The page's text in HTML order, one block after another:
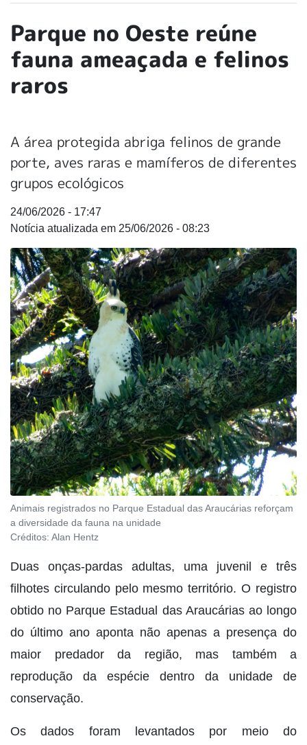
Parque no Oeste reúne
fauna ameaçada e felinos
raros
A área protegida abriga felinos de grande
porte, aves raras e mamíferos de diferentes
grupos ecológicos
24/06/2026 - 17:47
25/06/2026 - 08:23
Animais registrados no Parque Estadual das Araucárias reforçam
a diversidade da fauna na unidade
Créditos: Alan Hentz
Duas onças-pardas adultas, uma juvenil e três
filhotes circulando pelo mesmo território. O registro
obtido no Parque Estadual das Araucárias ao longo
do último ano aponta não apenas a presença do
maior predador da região, mas também a
reprodução da espécie dentro da unidade de
conservação.
Os dados foram levantados por meio do